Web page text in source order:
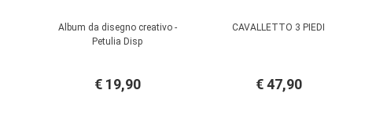
Album da disegno creativo -
Petulia Disp
€ 19,90
CAVALLETTO 3 PIEDI
€ 47,90